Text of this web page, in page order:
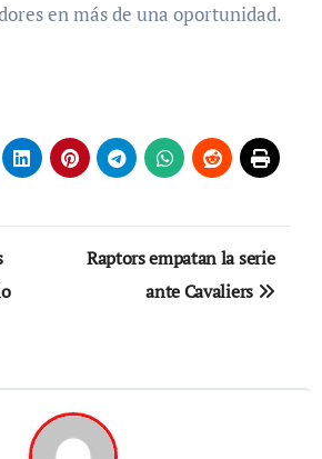
en más de una oportunidad.
Raptors empatan la serie
ante Cavaliers